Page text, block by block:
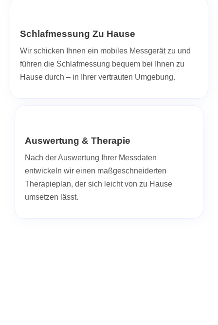
Schlafmessung Zu Hause
Wir schicken Ihnen ein mobiles Messgerät zu und
führen die Schlafmessung bequem bei Ihnen zu
Hause durch – in Ihrer vertrauten Umgebung.
Auswertung & Therapie
Nach der Auswertung Ihrer Messdaten
entwickeln wir einen maßgeschneiderten
Therapieplan, der sich leicht von zu Hause
umsetzen lässt.